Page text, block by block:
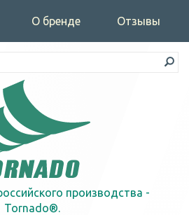
О бренде Отзывы
производства -
Tornado®.